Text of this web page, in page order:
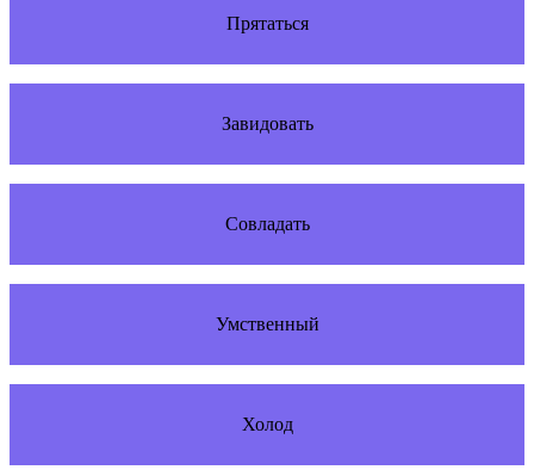
Прятаться
Завидовать
Совладать
Умственный
Холод